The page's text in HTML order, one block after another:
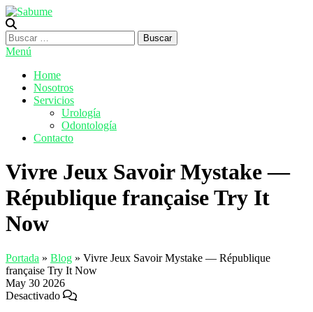
Saltar
al
contenido
Sabume
Salud Bucal y Medicina Especializada
Buscar:
Menú
Home
Nosotros
Servicios
Urología
Odontología
Contacto
Vivre Jeux Savoir Mystake —
République française Try It
Now
Portada » Blog » Vivre Jeux Savoir Mystake — République
française Try It Now
May 30 2026
Desactivado